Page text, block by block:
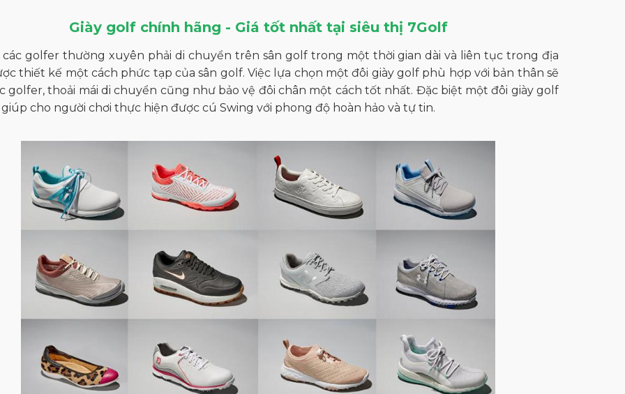
Giày golf chính hãng - Giá tốt nhất tại siêu thị 7Golf
các golfer thường xuyên phải di chuyển trên sân golf trong một thời gian dài và liên tục trong địa
thiết kế một cách phức tạp của sân golf. Việc lựa chọn một đôi giày golf phù hợp với bản thân sẽ
golfer, thoải mái di chuyển cũng như bảo vệ đôi chân một cách tốt nhất. Đặc biệt một đôi giày golf
cho người chơi thực hiện được cú Swing với phong độ hoàn hảo và tự tin.